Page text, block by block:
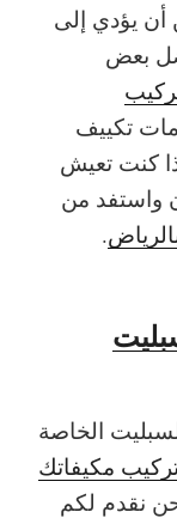
أن يؤدي إلى
بعض
تكييف
كنت تعيش
واستفد من
.
الخاصة
مكيفاتك
نقدم لكم